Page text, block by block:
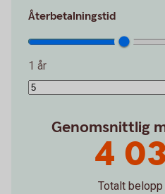
Återbetalningstid
1 år
Genomsnittlig
4
Totalt belopp